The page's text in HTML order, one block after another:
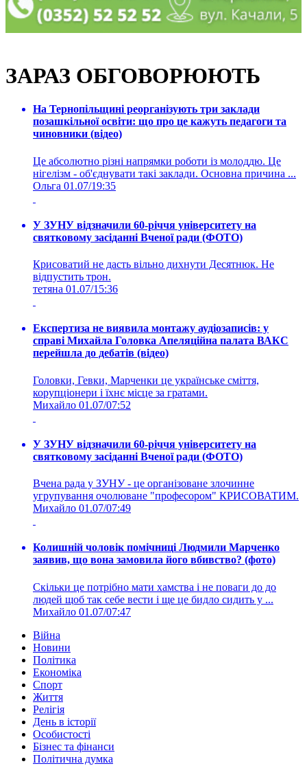
ЗАРАЗ ОБГОВОРЮЮТЬ
На Тернопільщині реорганізують три заклади
позашкільної освіти: що про це кажуть педагоги та
чиновники (відео)
Це абсолютно різні напрямки роботи із молоддю. Це
нігелізм - об'єднувати такі заклади. Основна причина ...
Ольга 01.07/19:35
У ЗУНУ відзначили 60-річчя університету на
святковому засіданні Вченої ради (ФОТО)
Крисоватий не дасть вільно дихнути Десятнюк. Не
відпустить трон.
тетяна 01.07/15:36
Експертиза не виявила монтажу аудіозаписів: у
справі Михайла Головка Апеляційна палата ВАКС
перейшла до дебатів (відео)
Головки, Гевки, Марченки це українське сміття,
корупціонери і їхнє місце за гратами.
Михайло 01.07/07:52
У ЗУНУ відзначили 60-річчя університету на
святковому засіданні Вченої ради (ФОТО)
Вчена рада у ЗУНУ - це організоване злочинне
угрупування очолюване "професором" КРИСОВАТИМ.
Михайло 01.07/07:49
Колишній чоловік помічниці Людмили Марченко
заявив, що вона замовила його вбивство? (фото)
Скільки це потрібно мати хамства і не поваги до до
людей щоб так себе вести і ще це бидло сидить у ...
Михайло 01.07/07:47
Війна
Новини
Політика
Економіка
Спорт
Життя
Релігія
День в історії
Особистості
Бізнес та фінанси
Політична думка